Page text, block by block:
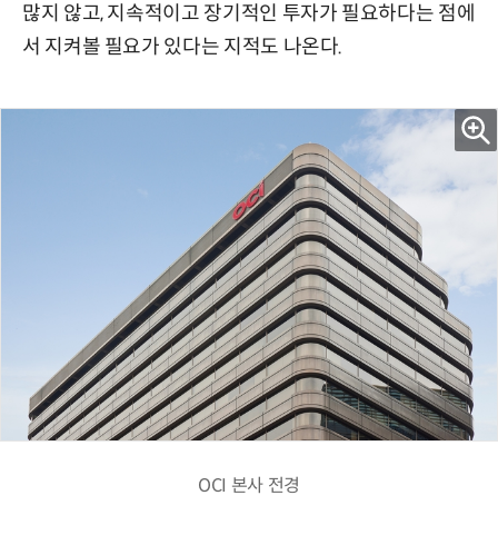
많지 않고, 지속적이고 장기적인 투자가 필요하다는 점에
서 지켜볼 필요가 있다는 지적도 나온다.
OCI 본사 전경